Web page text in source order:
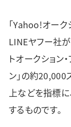
「Yahoo!オー
LINEヤフー社
トオークション
ン」の約20,000
上などを指標
するものです。